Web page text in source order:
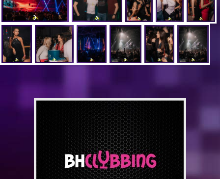
Pogledajte ovu objavu na Instagramu.
Objavu dijeli Daleka Obala (@dalekaobala_mostar)